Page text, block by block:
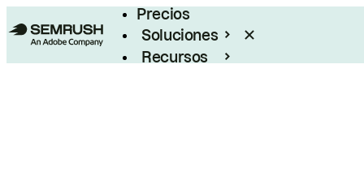
Precios
Soluciones
Recursos